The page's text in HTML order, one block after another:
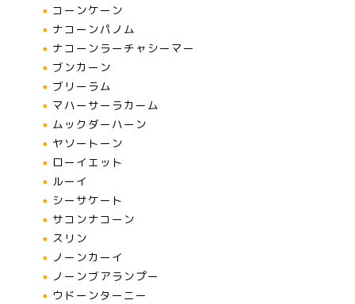
コーンケーン
ナコーンパノム
ナコーンラーチャシーマー
ブンカーン
ブリーラム
マハーサーラカーム
ムックダーハーン
ヤソートーン
ローイエット
ルーイ
シーサケート
サコンナコーン
スリン
ノーンカーイ
ノーンブアランプー
ウドーンターニー